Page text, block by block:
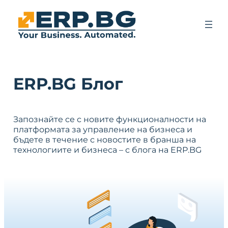
ERP.BG Блог
Запознайте се с новите функционалности на
платформата за управление на бизнеса и
бъдете в течение с новостите в бранша на
технологиите и бизнеса – с блога на ERP.BG